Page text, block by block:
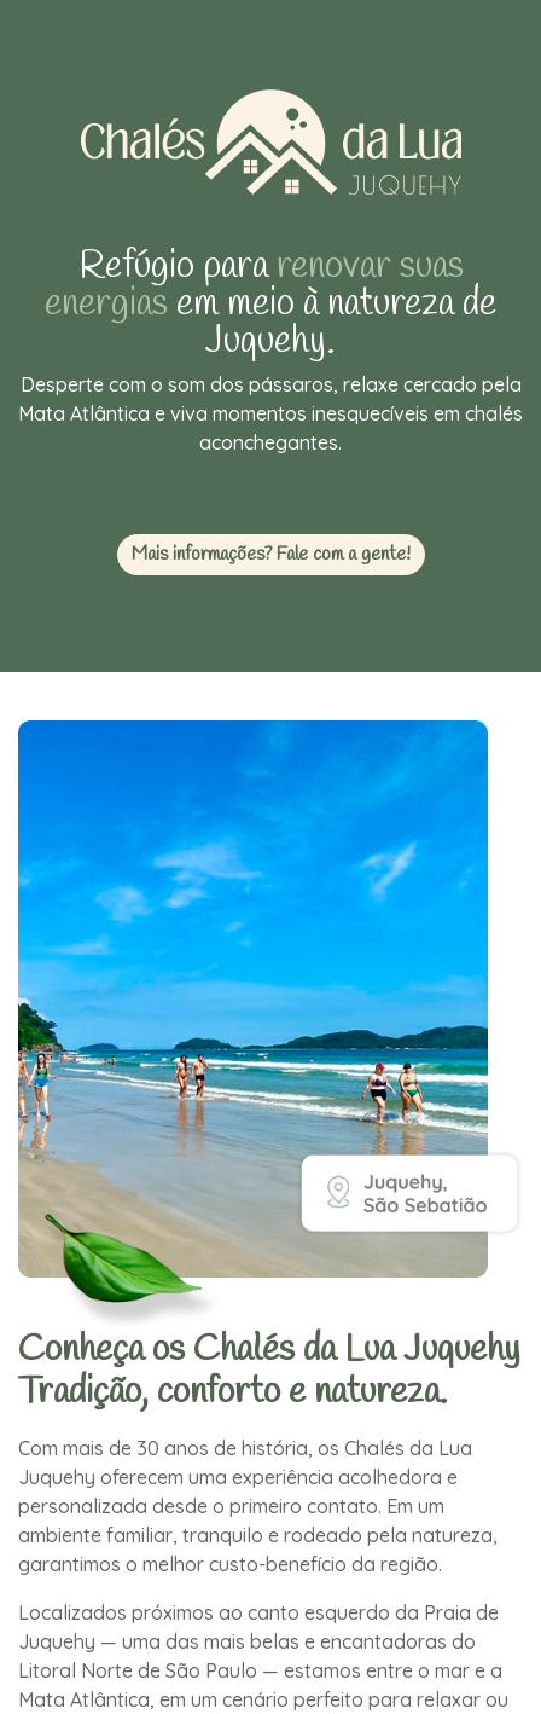
Refúgio pararenovar suas
energias em meio à natureza de
Juquehy.
Desperte com o som dos pássaros, relaxe cercado pela
Mata Atlântica e viva momentos inesquecíveis em chalés
aconchegantes.
Mais informações? Fale com a gente!
Conheça os Chalés da Lua Juquehy
Tradição, conforto e natureza.
Com mais de 30 anos de história, os Chalés da Lua
Juquehy oferecem uma experiência acolhedora e
personalizada desde o primeiro contato. Em um
ambiente familiar, tranquilo e rodeado pela natureza,
garantimos o melhor custo-benefício da região.
Localizados próximos ao canto esquerdo da Praia de
Juquehy — uma das mais belas e encantadoras do
Litoral Norte de São Paulo — estamos entre o mar e a
Mata Atlântica, em um cenário perfeito para relaxar ou